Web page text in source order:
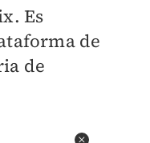
Es
de
de